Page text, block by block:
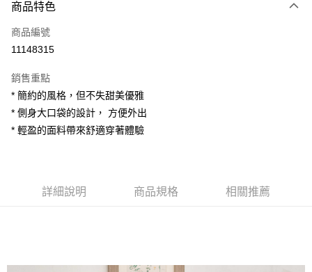
信用卡一次付款
超商取貨付款
Apple Pay
街口支付
相關說明
３．安心：先確認商品／服務後，再付款。
商品特色
商品編號
11148315
銷售重點
* 簡約的風格，但不失甜美優雅
* 側身大口袋的設計， 方便外出
* 輕盈的面料帶來舒適穿著體驗
詳細說明 商品規格 相關推薦